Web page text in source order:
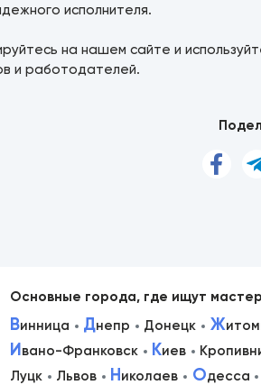
исполнителя.
на нашем сайте и
и работодателей.
Основные города, где ищут
Винница Днепр Донецк Ж
Ивано-Франковск Киев
Луцк
Львов Николаев Одесса